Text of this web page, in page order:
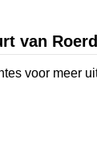
van
voor meer